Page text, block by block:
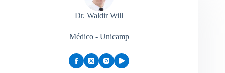
Dr. Waldir Will
Médico - Unicamp